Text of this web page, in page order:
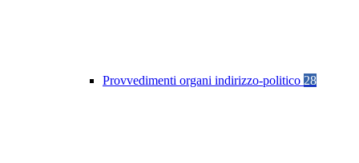
Provvedimenti organi indirizzo-politico 28